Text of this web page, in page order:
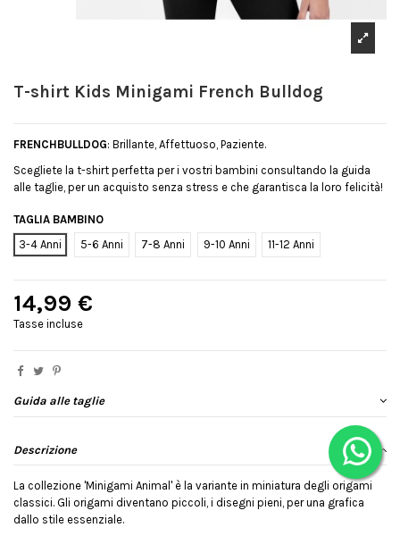
T-shirt Kids Minigami French Bulldog
FRENCHBULLDOG: Brillante, Affettuoso, Paziente.
Scegliete la t-shirt perfetta per i vostri bambini consultando la guida
alle taglie, per un acquisto senza stress e che garantisca la loro felicità!
TAGLIA BAMBINO
3-4 Anni
5-6 Anni 7-8 Anni 9-10 Anni 11-12 Anni
14,99 €
Tasse incluse
Guida alle taglie
Descrizione
La collezione 'Minigami Animal' è la variante in miniatura degli origami
classici. Gli origami diventano piccoli, i disegni pieni, per una grafica
dallo stile essenziale.